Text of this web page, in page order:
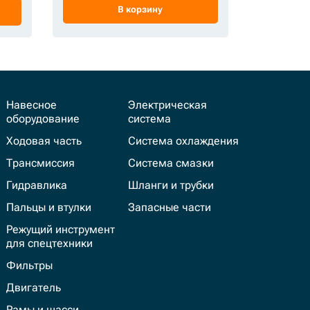
В корзину
Навесное
оборудование
Ходовая часть
Трансмиссия
Гидравлика
Пальцы и втулки
Режущий инструмент
для спецтехники
Фильтры
Двигатель
Электрическая
система
Система охлаждения
Система смазки
Шланги и трубки
Запасные части